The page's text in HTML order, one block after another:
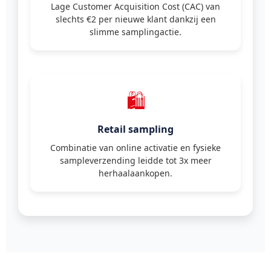
Lage Customer Acquisition Cost (CAC) van
slechts €2 per nieuwe klant dankzij een
slimme samplingactie.
🛍️
Retail sampling
Combinatie van online activatie en fysieke
sampleverzending leidde tot 3x meer
herhaalaankopen.